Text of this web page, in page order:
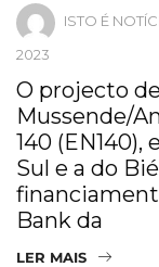
ISTO É
2023
O projecto
Mussende/
140
Sul e a do
Bank da
LER MAIS